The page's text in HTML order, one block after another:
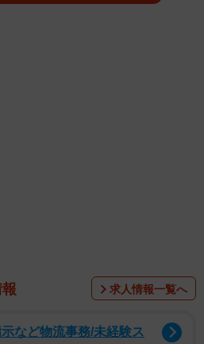
には、麻薬対策、エネルギー
求人情報一覧へ
など物流事務/未経験ス